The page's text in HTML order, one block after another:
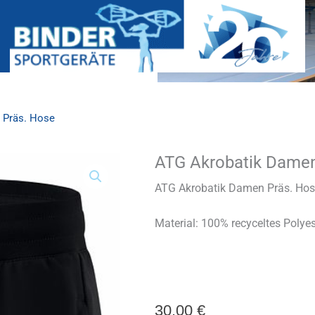
Hose
ATG Akrobatik
ATG Akrobatik Damen Präs.
Material: 100% recyceltes
30,00 €
ATG
Damen
Menge